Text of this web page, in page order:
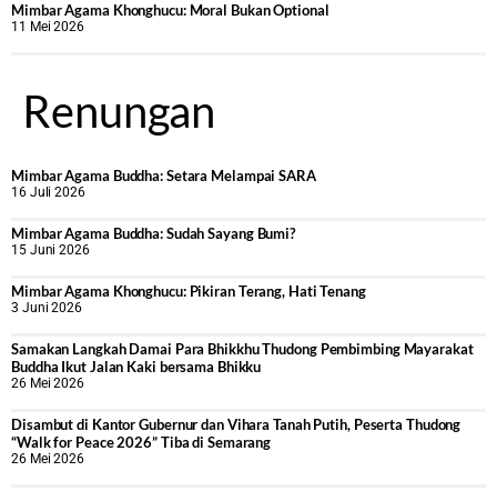
Mimbar Agama Khonghucu: Moral Bukan Optional
11 Mei 2026
Renungan
Mimbar Agama Buddha: Setara Melampai SARA
16 Juli 2026
Mimbar Agama Buddha: Sudah Sayang Bumi?
15 Juni 2026
Mimbar Agama Khonghucu: Pikiran Terang, Hati Tenang
3 Juni 2026
Samakan Langkah Damai Para Bhikkhu Thudong Pembimbing Mayarakat
Buddha Ikut Jalan Kaki bersama Bhikku
26 Mei 2026
Disambut di Kantor Gubernur dan Vihara Tanah Putih, Peserta Thudong
“Walk for Peace 2026” Tiba di Semarang
26 Mei 2026